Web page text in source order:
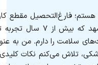
هستم؛ فارغ‌التحصیل مقطع
از دانشگاه سجاد مشهد که
سلامت را دارم. من به‌
تلاش می‌کنم نکات